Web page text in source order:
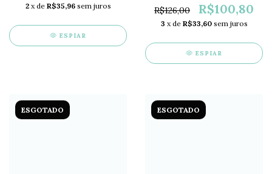
2 x de R$35,96 sem juros
ESPIAR
R$126,00
R$100,80
3 x de R$33,60 sem juros
ESPIAR
ESGOTADO ESGOTADO